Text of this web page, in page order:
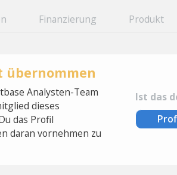
Finanzierung Produkt
übernommen
Analysten-Team
dieses
das Profil
daran vornehmen zu
Ist das